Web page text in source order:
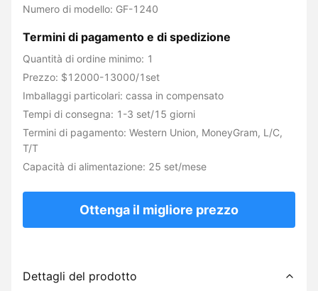
Numero di modello: GF-1240
Termini di pagamento e di spedizione
Quantità di ordine minimo: 1
Prezzo: $12000-13000/1set
Imballaggi particolari: cassa in compensato
Tempi di consegna: 1-3 set/15 giorni
Termini di pagamento: Western Union, MoneyGram, L/C,
T/T
Capacità di alimentazione: 25 set/mese
Ottenga il migliore prezzo
Dettagli del prodotto